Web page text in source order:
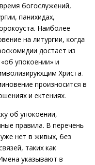
богослужений,
панихидах,
Наиболее
на литургии, когда
достает из
упокоении» и
Христа.
произносится в
и ектениях.
об упокоении,
правила. В перечень
нет в живых, без
таких как
указывают в